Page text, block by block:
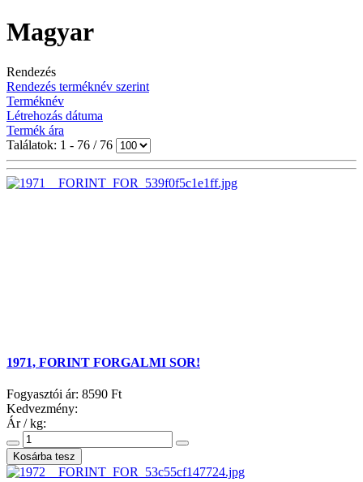
Magyar
Rendezés
Rendezés terméknév szerint
Terméknév
Létrehozás dátuma
Termék ára
Találatok: 1 - 76 / 76
1971, FORINT FORGALMI SOR!
Fogyasztói ár: 8590 Ft
Kedvezmény:
Ár / kg: